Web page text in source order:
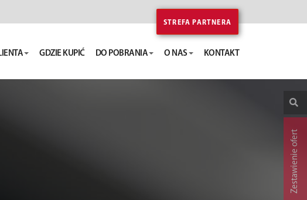
STREFA PARTNERA
GDZIE KUPIĆ DO POBRANIA O NAS KONTAKT
Zestawienie ofert